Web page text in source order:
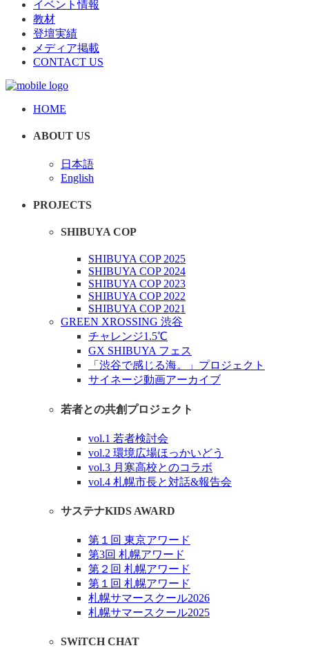
イベント情報
教材
登壇実績
メディア掲載
CONTACT US
HOME
ABOUT US
日本語
English
PROJECTS
SHIBUYA COP
SHIBUYA COP 2025
SHIBUYA COP 2024
SHIBUYA COP 2023
SHIBUYA COP 2022
SHIBUYA COP 2021
GREEN XROSSING 渋谷
チャレンジ1.5℃
GX SHIBUYA フェス
「渋谷で感じる海。」プロジェクト
サイネージ動画アーカイブ
若者との共創プロジェクト
vol.1 若者検討会
vol.2 環境広場ほっかいどう
vol.3 月寒高校とのコラボ
vol.4 札幌市長と対話&報告会
サステナKIDS AWARD
第１回 東京アワード
第3回 札幌アワード
第２回 札幌アワード
第１回 札幌アワード
札幌サマースクール2026
札幌サマースクール2025
SWiTCH CHAT